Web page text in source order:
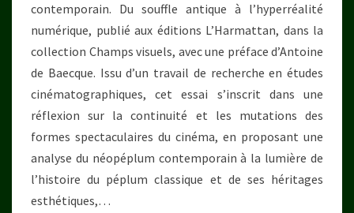
contemporain. Du souffle antique à l’hyperréalité
numérique, publié aux éditions L’Harmattan, dans la
collection Champs visuels, avec une préface d’Antoine
de Baecque. Issu d’un travail de recherche en études
cinématographiques, cet essai s’inscrit dans une
réflexion sur la continuité et les mutations des
formes spectaculaires du cinéma, en proposant une
analyse du néopéplum contemporain à la lumière de
l’histoire du péplum classique et de ses héritages
esthétiques,…